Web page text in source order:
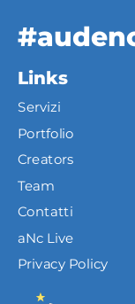
Links
Servizi
Portfolio
Creators
Team
Contatti
aNc Live
Privacy Policy